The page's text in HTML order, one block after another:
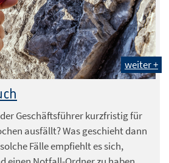
weiter +
Geschäftsführer kurzfristig für
ausfällt? Was geschieht dann
Fälle empfiehlt es sich,